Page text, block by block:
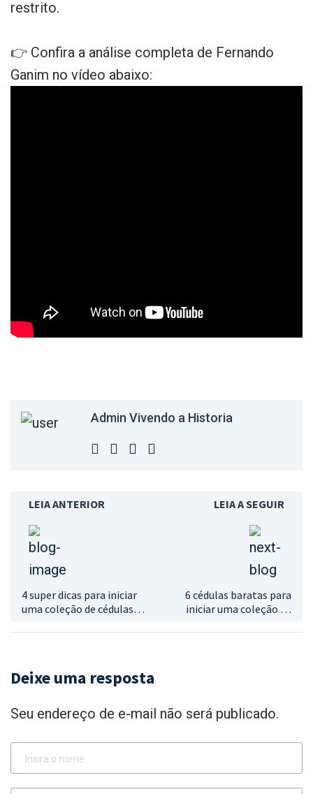
restrito.
👉 Confira a análise completa de Fernando
Ganim no vídeo abaixo:
Admin Vivendo a Historia
LEIA ANTERIOR
4 super dicas para iniciar
uma coleção de cédulas
LEIA A SEGUIR
6 cédulas baratas para
iniciar uma coleção de
Deixe uma resposta
Seu endereço de e-mail não será publicado.